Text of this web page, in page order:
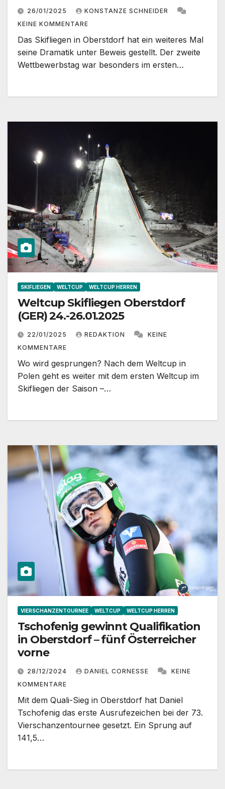
26/01/2025
KONSTANZE SCHNEIDER
KEINE KOMMENTARE
Das Skifliegen in Oberstdorf hat ein weiteres Mal
seine Dramatik unter Beweis gestellt. Der zweite
Wettbewerbstag war besonders im ersten…
SKIFLIEGEN WELTCUP WELTCUP HERREN
Weltcup Skifliegen Oberstdorf
(GER) 24.-26.01.2025
22/01/2025 REDAKTION
KEINE
KOMMENTARE
Wo wird gesprungen? Nach dem Weltcup in
Polen geht es weiter mit dem ersten Weltcup im
Skifliegen der Saison –…
VIERSCHANZENTOURNEE WELTCUP WELTCUP HERREN
Tschofenig gewinnt Qualifikation
in Oberstdorf – fünf Österreicher
vorne
28/12/2024 DANIEL CORNESSE
KEINE
KOMMENTARE
Mit dem Quali-Sieg in Oberstdorf hat Daniel
Tschofenig das erste Ausrufezeichen bei der 73.
Vierschanzentournee gesetzt. Ein Sprung auf
141,5…